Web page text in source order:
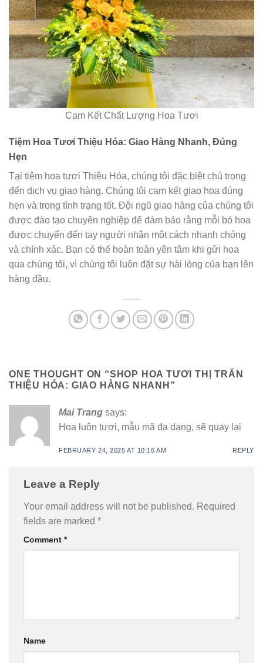
Cam Kết Chất Lượng Hoa Tươi
Tiệm Hoa Tươi Thiệu Hóa: Giao Hàng Nhanh, Đúng
Hẹn
Tại tiệm hoa tươi Thiệu Hóa, chúng tôi đặc biệt chú trọng
đến dịch vụ giao hàng. Chúng tôi cam kết giao hoa đúng
hẹn và trong tình trạng tốt. Đội ngũ giao hàng của chúng tôi
được đào tạo chuyên nghiệp để đảm bảo rằng mỗi bó hoa
được chuyển đến tay người nhận một cách nhanh chóng
và chính xác. Bạn có thể hoàn toàn yên tâm khi gửi hoa
qua chúng tôi, vì chúng tôi luôn đặt sự hài lòng của bạn lên
hàng đầu.
ONE THOUGHT ON “SHOP HOA TƯƠI THỊ TRẤN
THIỆU HÓA: GIAO HÀNG NHANH ”
Mai Trang says:
Hoa luôn tươi, mẫu mã đa dạng, sẽ quay lại
FEBRUARY 24, 2025 AT 10:16 AM REPLY
Leave a Reply
Your email address will not be published. Required
fields are marked *
Comment *
Name